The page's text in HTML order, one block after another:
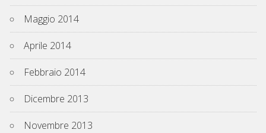
Maggio 2014
Aprile 2014
Febbraio 2014
Dicembre 2013
Novembre 2013